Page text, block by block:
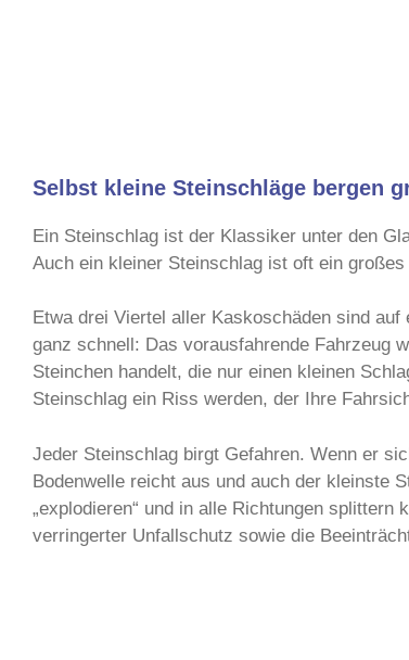
Selbst kleine Steinschläge bergen
Ein Steinschlag ist der Klassiker unter den
Auch ein kleiner Steinschlag ist oft ein
Etwa drei Viertel aller Kaskoschäden sind
ganz schnell: Das vorausfahrende Fahrzeug
Steinchen handelt, die nur einen kleinen
Steinschlag ein Riss werden, der Ihre
Jeder Steinschlag birgt Gefahren. Wenn er
Bodenwelle reicht aus und auch der kleinste
„explodieren“ und in alle Richtungen
verringerter Unfallschutz sowie die